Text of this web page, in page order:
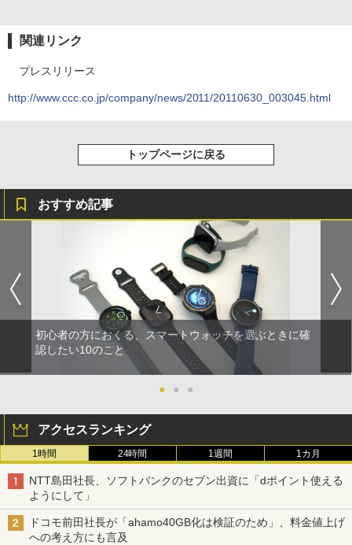
関連リンク
プレスリリース
http://www.ccc.co.jp/company/news/2011/20110630_003045.html
トップページに戻る
おすすめ記事
初心者の方におくる、スマートウォッチを選ぶときに確
認したい10のこと
● ● ●
アクセスランキング
1時間 24時間 1週間 1カ月
NTT島田社長、ソフトバンクのセブン出資に「dポイント使える
ようにして」
ドコモ前田社長が「ahamo40GB化は検証のため」、料金値上げ
への考え方にも言及